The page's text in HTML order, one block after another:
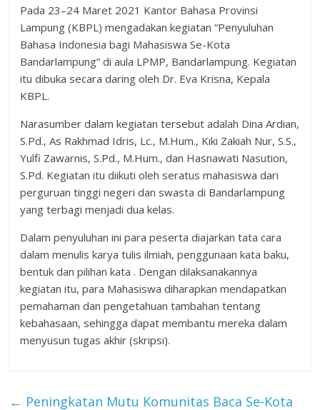
Pada 23–24 Maret 2021 Kantor Bahasa Provinsi
Lampung (KBPL) mengadakan kegiatan “Penyuluhan
Bahasa Indonesia bagi Mahasiswa Se-Kota
Bandarlampung” di aula LPMP, Bandarlampung. Kegiatan
itu dibuka secara daring oleh Dr. Eva Krisna, Kepala
KBPL.
Narasumber dalam kegiatan tersebut adalah Dina Ardian,
S.Pd., As Rakhmad Idris, Lc., M.Hum., Kiki Zakiah Nur, S.S.,
Yulfi Zawarnis, S.Pd., M.Hum., dan Hasnawati Nasution,
S.Pd. Kegiatan itu diikuti oleh seratus mahasiswa dari
perguruan tinggi negeri dan swasta di Bandarlampung
yang terbagi menjadi dua kelas.
Dalam penyuluhan ini para peserta diajarkan tata cara
dalam menulis karya tulis ilmiah, penggunaan kata baku,
bentuk dan pilihan kata . Dengan dilaksanakannya
kegiatan itu, para Mahasiswa diharapkan mendapatkan
pemahaman dan pengetahuan tambahan tentang
kebahasaan, sehingga dapat membantu mereka dalam
menyusun tugas akhir (skripsi).
← Peningkatan Mutu Komunitas Baca Se-Kota